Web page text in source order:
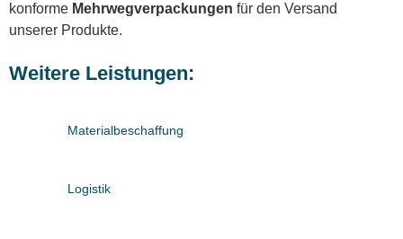
konforme Mehrwegverpackungen für den Versand
unserer Produkte.
Weitere Leistungen:
Materialbeschaffung
Logistik